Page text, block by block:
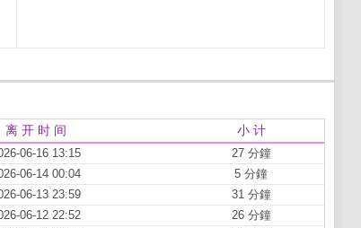
离 开 时 间 小 计
06-16 13:15
27 分鐘
06-14 00:04
5 分鐘
06-13 23:59
31 分鐘
06-12 22:52
26 分鐘